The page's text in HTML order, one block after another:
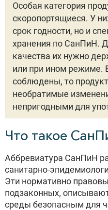
Особая категория
скоропортящиеся. У
срок годности, но и
хранения по СанПиН.
качества их нужно
или при ином режиме.
соблюдены, то
необратимые
непригодными для
Что такое
Аббревиатура СанПиН
санитарно-
Эти нормативно
подзаконных,
среды безопасным для